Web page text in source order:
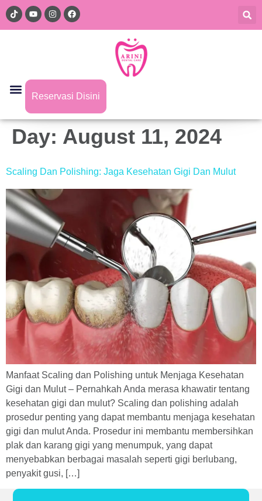
Reservasi Disini
Day: August 11, 2024
Scaling Dan Polishing: Jaga Kesehatan Gigi Dan Mulut
Manfaat Scaling dan Polishing untuk Menjaga Kesehatan
Gigi dan Mulut – Pernahkah Anda merasa khawatir tentang
kesehatan gigi dan mulut? Scaling dan polishing adalah
prosedur penting yang dapat membantu menjaga kesehatan
gigi dan mulut Anda. Prosedur ini membantu membersihkan
plak dan karang gigi yang menumpuk, yang dapat
menyebabkan berbagai masalah seperti gigi berlubang,
penyakit gusi, […]